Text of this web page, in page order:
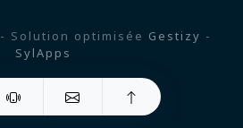
- Solution optimisée Gestizy -
SylApps